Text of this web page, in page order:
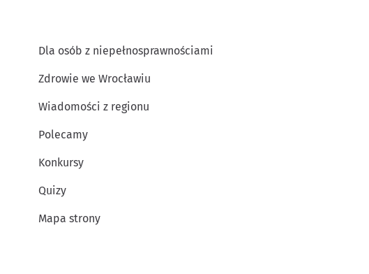
Dla osób z niepełnosprawnościami
Zdrowie we Wrocławiu
Wiadomości z regionu
Polecamy
Konkursy
Quizy
Mapa strony